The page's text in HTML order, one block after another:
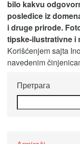
bilo kakvu
posledice iz
i druge prirode.
tipske-ilustrativne i
Korišćenjem sajta
navedenim
Претрага